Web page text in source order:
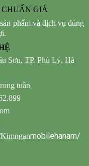
GIÁ
phẩm và dịch vụ đúng
Sơn, TP. Phủ Lý, Hà
tuần
mobilehanam/